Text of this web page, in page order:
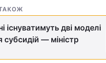
Думки
існуватимуть дві моделі
субсидій — міністр